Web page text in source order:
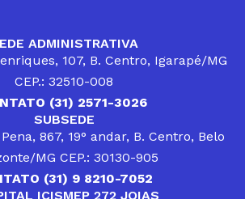
ADMINISTRATIVA
107, B. Centro, Igarapé/MG
CEP.: 32510-008
(31) 2571-3026
SUBSEDE
867, 19° andar, B. Centro, Belo
MG CEP.: 30130-905
(31) 9 8210-7052
ICISMEP 272 JOIAS